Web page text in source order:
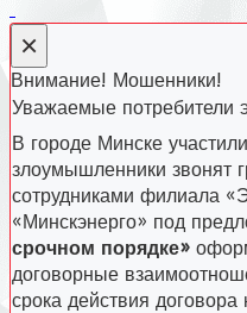
×
Внимание! Мошенники!
Уважаемые потребители
В городе Минске
злоумышленники звонят
сотрудниками филиала
«Минскэнерго» под
срочном порядке»
договорные
срока действия договора